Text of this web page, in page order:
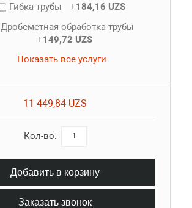
Гибка трубы
+184,16 UZS
Дробеметная обработка трубы
+149,72 UZS
Показать все услуги
11 449,84 UZS
Кол-во:
Добавить в корзину
Заказать звонок